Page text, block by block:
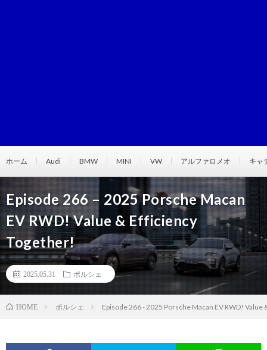
ホーム Audi BMW MINI VW アルファロメオ キャ
Episode 266 – 2025 Porsche Macan
EV RWD! Value & Efficiency
Together!
2025.05.31 ポルシェ
HOME ポルシェ Episode 266 - 2025 Porsche Macan EV RWD!